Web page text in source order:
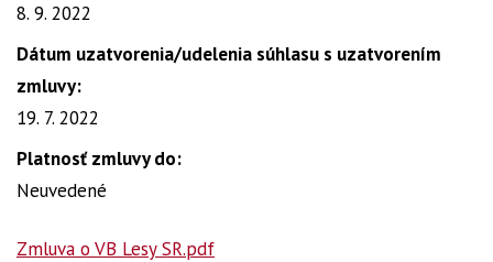
8. 9. 2022
Dátum uzatvorenia/udelenia súhlasu s uzatvorením
zmluvy:
19. 7. 2022
Platnosť zmluvy do:
Neuvedené
Zmluva o VB Lesy SR.pdf